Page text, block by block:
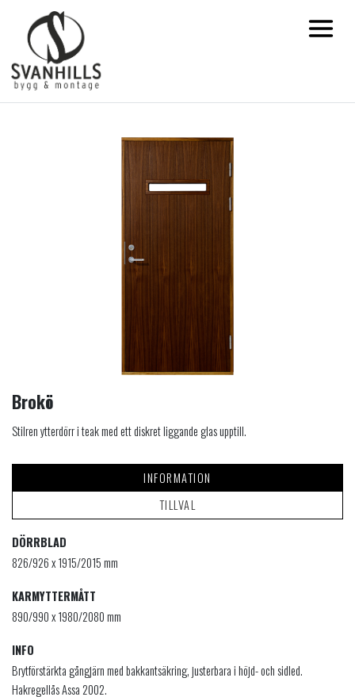
Brokö
Stilren ytterdörr i teak med ett diskret liggande glas upptill.
INFORMATION
TILLVAL
DÖRRBLAD
826/926 x 1915/2015 mm
KARMYTTERMÅTT
890/990 x 1980/2080 mm
INFO
Brytförstärkta gångjärn med bakkantsäkring, justerbara i höjd- och sidled.
Hakregellås Assa 2002.